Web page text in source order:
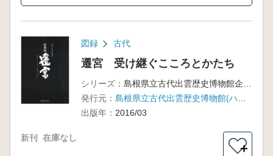
図録 古代
遷宮 受け継ぐこころとかたち
シリーズ：
島根県立古代出雲歴史博物館企画展
発行元：
島根県立古代出雲歴史博物館(ハーベスト出版)
出版年： 2016/03
新刊 在庫なし
＋